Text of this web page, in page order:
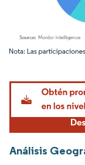
Imagen © Mordor
Análisis